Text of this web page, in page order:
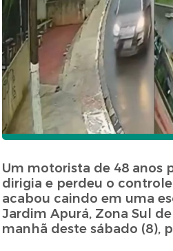
Um motorista de 48 anos
dirigia e perdeu o
acabou caindo em uma
Jardim Apurá, Zona Sul
manhã deste sábado (8),